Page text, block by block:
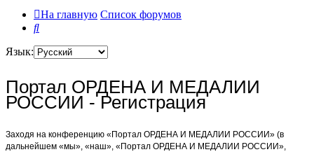
На главную Список форумов
Поиск
Язык:
Портал ОРДЕНА И МЕДАЛИИ
РОССИИ - Регистрация
Заходя на конференцию «Портал ОРДЕНА И МЕДАЛИИ РОССИИ» (в
дальнейшем «мы», «наш», «Портал ОРДЕНА И МЕДАЛИИ РОССИИ»,